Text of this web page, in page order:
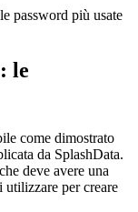
password più usate
le
come dimostrato
da SplashData.
deve avere una
utilizzare per creare